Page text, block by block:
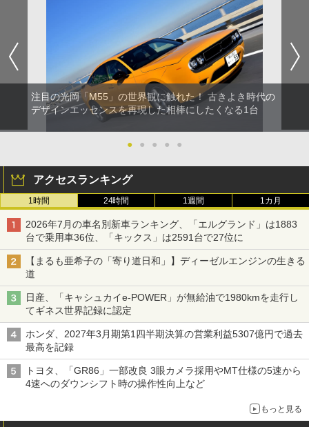
注目の光岡「M55」の世界観に触れた！ 古きよき時代の
デザインエッセンスを再現した相棒にしたくなる1台
● ● ● ● ●
アクセスランキング
1時間 24時間 1週間 1カ月
2026年7月の車名別新車ランキング、「エルグランド」は1883
台で乗用車36位、「キックス」は2591台で27位に
【まるも亜希子の「寄り道日和」】ディーゼルエンジンの生きる
道
日産、「キャシュカイe-POWER」が無給油で1980kmを走行し
てギネス世界記録に認定
ホンダ、2027年3月期第1四半期決算の営業利益5307億円で過去
最高を記録
トヨタ、「GR86」一部改良 3眼カメラ採用やMT仕様の5速から
4速へのダウンシフト時の操作性向上など
もっと見る